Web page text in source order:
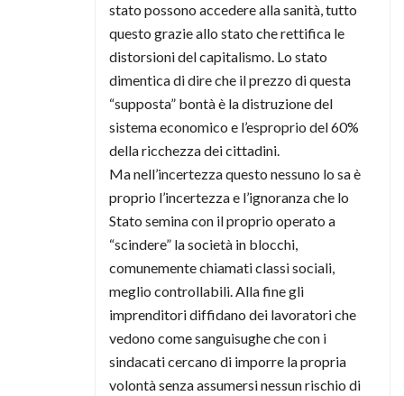
stato possono accedere alla sanità, tutto
questo grazie allo stato che rettifica le
distorsioni del capitalismo. Lo stato
dimentica di dire che il prezzo di questa
“supposta” bontà è la distruzione del
sistema economico e l’esproprio del 60%
della ricchezza dei cittadini.
Ma nell’incertezza questo nessuno lo sa è
proprio l’incertezza e l’ignoranza che lo
Stato semina con il proprio operato a
“scindere” la società in blocchi,
comunemente chiamati classi sociali,
meglio controllabili. Alla fine gli
imprenditori diffidano dei lavoratori che
vedono come sanguisughe che con i
sindacati cercano di imporre la propria
volontà senza assumersi nessun rischio di